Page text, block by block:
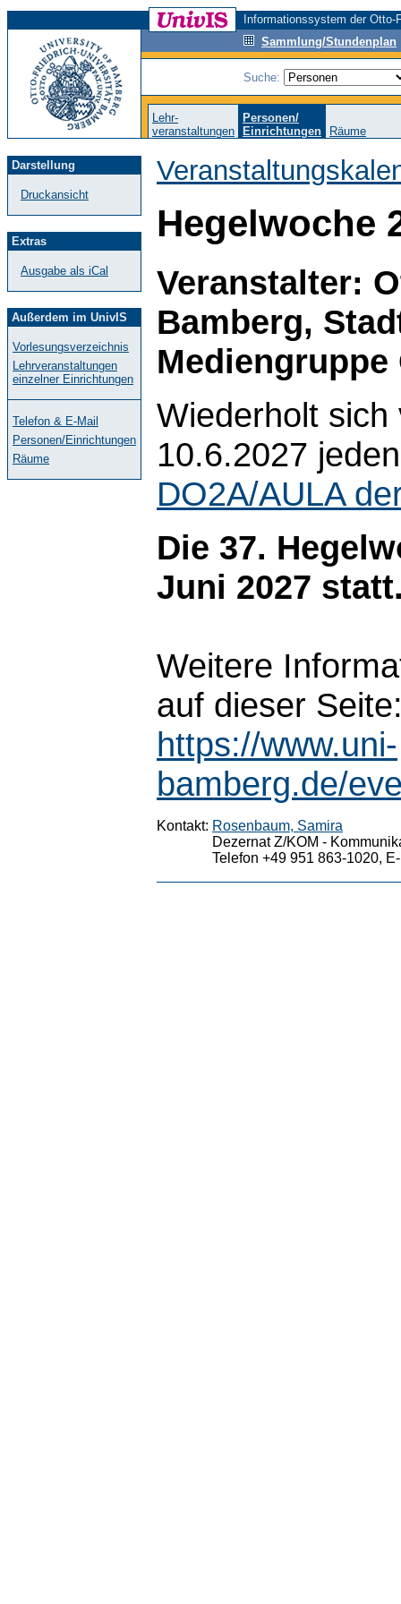
Informationssystem der
Sammlung/Stundenplan
Suche:
Lehr-
veranstaltungen
Personen/
Einrichtungen
Räume
Darstellung
Druckansicht
Extras
Ausgabe als iCal
Außerdem im UnivIS
Vorlesungsverzeichnis
Lehrveranstaltungen
einzelner Einrichtungen
Telefon & E-Mail
Personen/Einrichtungen
Räume
Hegelwoche
Veranstalter:
Bamberg,
Wiederholt
10.6.2027
DO2A/AULA
Die 37.
Juni 2027
Weitere
auf dieser
https://www.uni-
bamberg.de/
Kontakt: Rosenbaum, Samira
Dezernat Z/KOM -
Telefon +49 951 863-1020,